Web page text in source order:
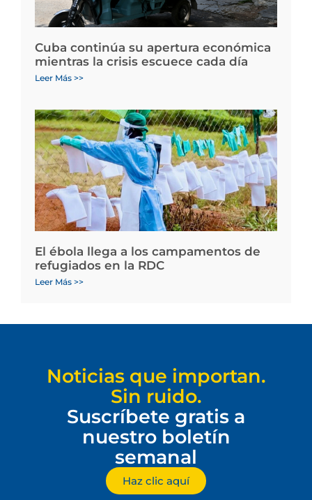
Cuba continúa su apertura económica
mientras la crisis escuece cada día
Leer Más >>
El ébola llega a los campamentos de
refugiados en la RDC
Leer Más >>
Noticias que importan.
Sin ruido.
Suscríbete gratis a
nuestro boletín
semanal
Haz clic aquí